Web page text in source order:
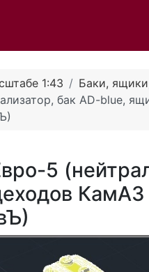
1:43
Баки,
бак AD-blue,
5
КамАЗ